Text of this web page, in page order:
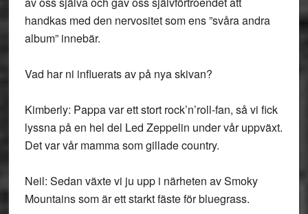
handkas med den nervositet som ens ”svåra andra
album” innebär.
Vad har ni influerats av på nya skivan?
Kimberly: Pappa var ett stort rock’n’roll-fan, så vi fick
lyssna på en hel del Led Zeppelin under vår uppväxt.
Det var vår mamma som gillade country.
Neil: Sedan växte vi ju upp i närheten av Smoky
Mountains som är ett starkt fäste för bluegrass.